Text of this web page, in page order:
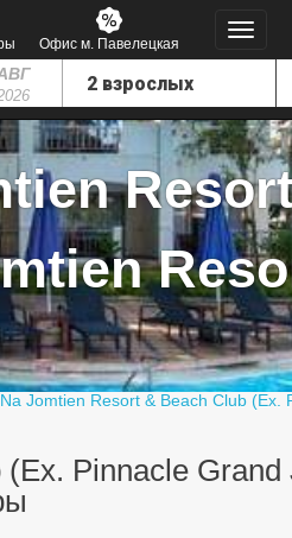
Офис м. Павелецкая
Jomtien Resort & Beach Club (Ex.
Pinnacle